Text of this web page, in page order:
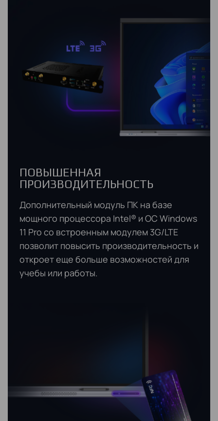
ПОВЫШЕННАЯ
ПРОИЗВОДИТЕЛЬНОСТЬ
Дополнительный модуль ПК на базе
мощного процессора Intel® и ОС Windows
11 Pro со встроенным модулем 3G/LTE
позволит повысить производительность и
откроет еще больше возможностей для
учебы или работы.